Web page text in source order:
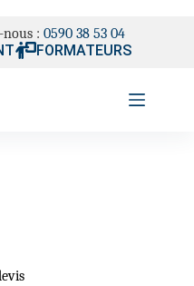
nous : 0590 38 53 04
FORMATEURS